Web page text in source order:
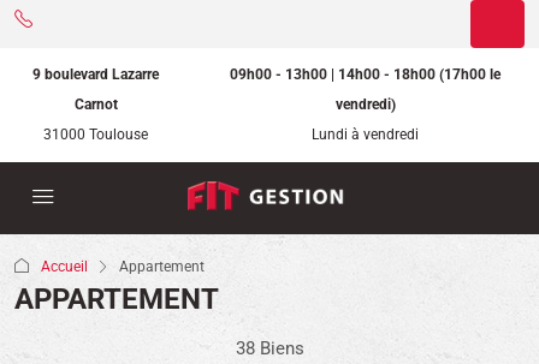
9 boulevard Lazarre
Carnot
31000 Toulouse
09h00 - 13h00 | 14h00 - 18h00 (17h00 le
vendredi)
Lundi à vendredi
Accueil Appartement
APPARTEMENT
38 Biens